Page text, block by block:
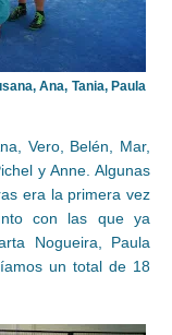
Ana, Tania, Paula
Vero, Belén, Mar,
y Anne. Algunas
era la primera vez
con las que ya
Nogueira, Paula
un total de 18